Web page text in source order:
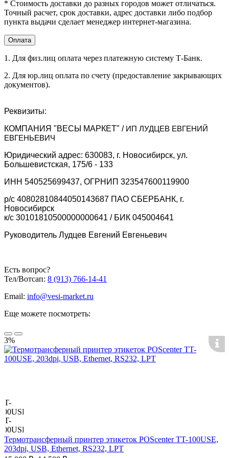
принтера
опционально)
Питание принтера 24 В / 2.5 А
Температура
хранения принтера
Температура
эксплуатации
принтера
5 ~ 40°C
Допустимая
Цвет принтера
Материал корпуса
принтера
ABS-пластик
от влаги
Да
Габаритные
размеры принтера,
мм
285 * 226 * 171
Габаритные
размеры упаковки
принтера, мм
2,045 кг
Вес принтера в
Комплектация
принтера
Гарантийный талон, Упаковка
Гарантия на
24 месяца
* Стоимость доставки до разных городов может отличаться.
Точный расчет, срок доставки, адрес доставки либо подбор
пункта выдачи сделает менеджер интернет-магазина.
Оплата
1. Для физ.лиц оплата через платежную систему Т-Банк.
2. Для юр.лиц оплата по счету (предоставление закрывающих
документов).
Реквизиты:
КОМПАНИЯ "ВЕСЫ МАРКЕТ" / ИП ЛУДЦЕВ ЕВГЕНИЙ
ЕВГЕНЬЕВИЧ
Юридический адрес: 630083, г. Новосибирск, ул.
Большевистская, 175/6 - 133
ИНН 540525699437, ОГРНИП 323547600119900
р/с 40802810844050143687 ПАО СБЕРБАНК, г.
Новосибирск
к/с 30101810500000000641 / БИК 045004641
Руководитель Лудцев Евгений Евгеньевич
Есть вопрос?
Тел/Вотсап: 8 (913) 766-14-41
Email: info@vesi-market.ru
Еще можете посмотреть:
3%
Термотрансферный принтер этикеток POScenter TT-100USE,
203dpi, USB, Ethernet, RS232, LPT